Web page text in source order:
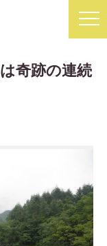
奇跡の連続